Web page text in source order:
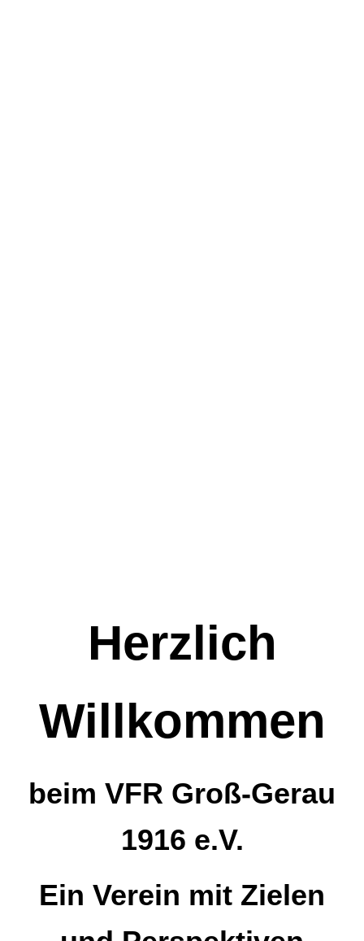
Herzlich
Willkommen
beim VFR Groß-Gerau
1916 e.V.
Ein Verein mit Zielen